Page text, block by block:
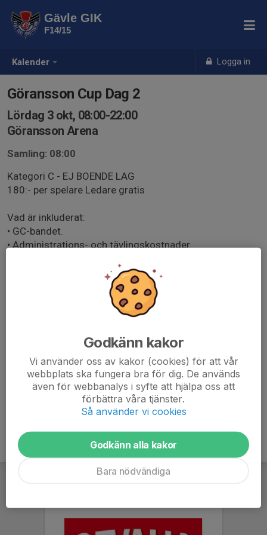
Kalender Logga in
Gävle GIK
F14/15
Göransson Cup Dag 2
Lördag 3 okt, 08:00-22:00
Göransson Arena
Samling: 08:00
Kategori C - EJ BOENDE LAG
180:- per spelare Ledare gratis
Vad är inkluderat:
• GC-bandet.
• Administrations- och tävlingskostnader.
1 september 2025 Sista anmälningsdag samt
registrering av deltagarkort
15 september 2025 Sista datum för registrering av
static.cupmanager.net/uploads/e/P/kb4/garansson-
cup-2026-inbjudan-a-kopiera.pdf
Godkänn kakor
Vi använder oss av kakor (cookies) för att vår
webbplats ska fungera bra för dig. De används
även för webbanalys i syfte att hjälpa oss att
förbättra våra tjänster.
Så använder vi cookies
Godkänn alla kakor
Bara nödvändiga